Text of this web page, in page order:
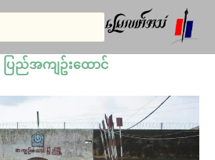
ပြည်အကျဥ်းထောင်